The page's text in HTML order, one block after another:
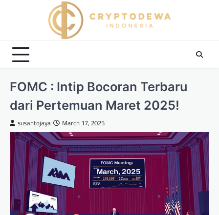
FOMC : Intip Bocoran Terbaru
dari Pertemuan Maret 2025!
susantojaya March 17, 2025